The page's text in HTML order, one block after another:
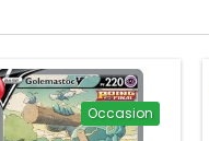
Occasion